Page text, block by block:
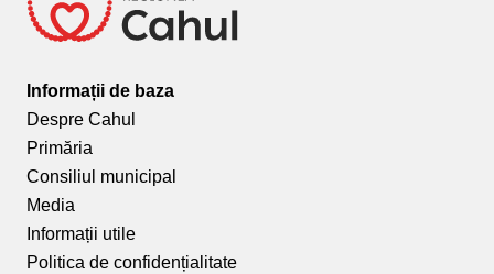
Informații de baza
Despre Cahul
Primăria
Consiliul municipal
Media
Informații utile
Politica de confidențialitate